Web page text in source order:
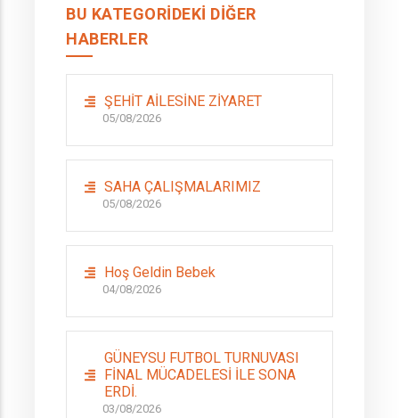
BU KATEGORIDEKI DIĞER
HABERLER
ŞEHİT AİLESİNE ZİYARET
05/08/2026
SAHA ÇALIŞMALARIMIZ
05/08/2026
Hoş Geldin Bebek
04/08/2026
GÜNEYSU FUTBOL TURNUVASI
FİNAL MÜCADELESİ İLE SONA
ERDİ.
03/08/2026